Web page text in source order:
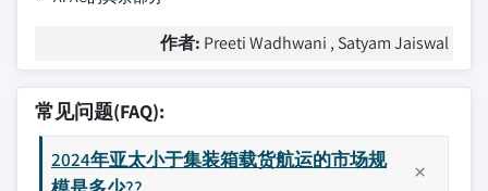
作者: Preeti Wadhwani , Satyam Jaiswal
常见问题(FAQ):
2024年亚太小于集装箱载货航运的市场规